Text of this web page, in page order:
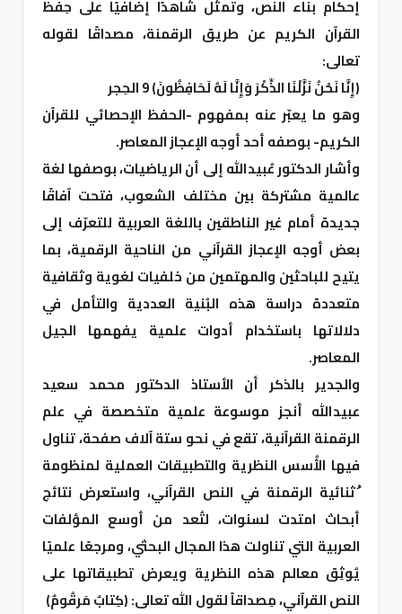
إحكام بناء النص، وتمثل شاهدًا إضافيًا على حِفظ
القرآن الكريم عن طريق الرقمنة، مصداقًا لقوله
تعالى:
﴿إِنَّا نَحْنُ نَزَّلْنَا الذِّكْرَ وَإِنَّا لَهُ لَحَافِظُونَ﴾ 9 الحِجر
وهو ما يعبّر عنه بمفهوم -الحفظ الإحصائي للقرآن
الكريم- بوصفه أحد أوجه الإعجاز المعاصر.
وأشار الدكتور عُبيدالله إلى أن الرياضيات، بوصفها لغة
عالمية مشتركة بين مختلف الشعوب، فتحت آفاقًا
جديدة أمام غير الناطقين باللغة العربية للتعرّف إلى
بعض أوجه الإعجاز القرآني من الناحية الرقمية، بما
يتيح للباحثين والمهتمين من خلفيات لغوية وثقافية
متعددة دراسة هذه البُنية العددية والتأمل في
دلالاتها باستخدام أدوات علمية يفهمها الجيل
المعاصر.
والجدير بالذكر أن الأستاذ الدكتور محمد سعيد
عبيدالله أنجز موسوعة علمية متخصصة في علم
الرقمنة القرآنية، تقع في نحو ستة آلاف صفحة، تناول
فيها الأُسس النظرية والتطبيقات العملية لمنظومة
ُثنائية الرقمنة في النص القرآني، واستعرض نتائج
أبحاث امتدت لسنوات، لتُعد من أوسع المؤلفات
العربية التي تناولت هذا المجال البحثي، ومرجعًا علميًا
يُوثِق معالم هذه النظرية ويعرض تطبيقاتها على
النص القرآني، مِصداقاً لقول الله تعالى: ﴿كِتابٌ مَرقُومٌ﴾